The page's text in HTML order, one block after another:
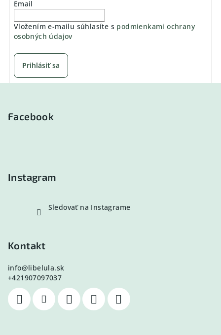
Email
Vložením e-mailu súhlasíte s podmienkami ochrany
osobných údajov
Prihlásiť sa
Facebook
Instagram
Sledovať na Instagrame
Kontakt
info@libelula.sk
+421907097037